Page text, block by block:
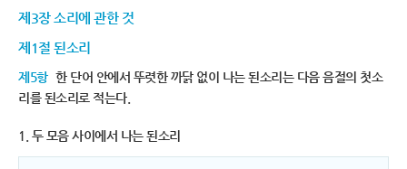
제3장 소리에 관한 것
제1절 된소리
제5항 한 단어 안에서 뚜렷한 까닭 없이 나는 된소리는 다음 음절의 첫소
리를 된소리로 적는다.
1. 두 모음 사이에서 나는 된소리